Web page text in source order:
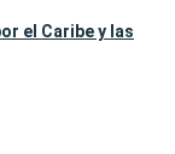
el Caribe y las